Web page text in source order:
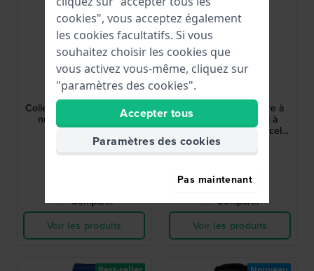
Casio
LA-20WH-4A1EF
Collection 30.4 mm Montre
numérique rétro rose
29,90 €
Comparer
Voir les produits
Casio
Vintage 36 mm Montre à
quartz rétro ana-digi à
double heure avec bracelet
en acier inoxydable
59,90 €
Comparer
Voir les produits
cookies", vous acceptez également
les cookies facultatifs. Si vous
souhaitez choisir les cookies que
vous activez vous-même, cliquez sur
"paramètres des cookies".
Accepter tous
Paramètres des cookies
Pas maintenant